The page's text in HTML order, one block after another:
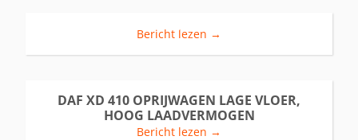
Bericht lezen →
DAF XD 410 OPRIJWAGEN LAGE VLOER,
HOOG LAADVERMOGEN
Bericht lezen →